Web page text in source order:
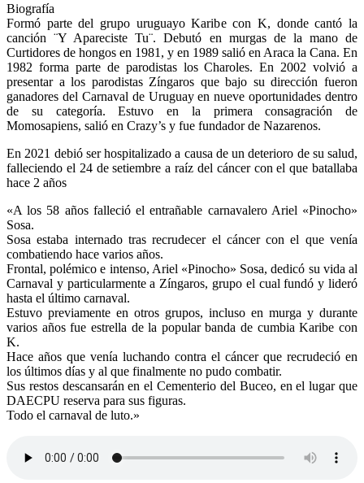
Biografía
Formó parte del grupo uruguayo Karibe con K, donde cantó la
canción ¨Y Apareciste Tu¨. Debutó en murgas de la mano de
Curtidores de hongos en 1981, y en 1989 salió en Araca la Cana. En
1982 forma parte de parodistas los Charoles. En 2002 volvió a
presentar a los parodistas Zíngaros que bajo su dirección fueron
ganadores del Carnaval de Uruguay en nueve oportunidades dentro
de su categoría. Estuvo en la primera consagración de
Momosapiens, salió en Crazy’s y fue fundador de Nazarenos.
En 2021 debió ser hospitalizado a causa de un deterioro de su salud,
falleciendo el 24 de setiembre a raíz del cáncer con el que batallaba
hace 2 años
«A los 58 años falleció el entrañable carnavalero Ariel «Pinocho»
Sosa.
Sosa estaba internado tras recrudecer el cáncer con el que venía
combatiendo hace varios años.
Frontal, polémico e intenso, Ariel «Pinocho» Sosa, dedicó su vida al
Carnaval y particularmente a Zíngaros, grupo el cual fundó y lideró
hasta el último carnaval.
Estuvo previamente en otros grupos, incluso en murga y durante
varios años fue estrella de la popular banda de cumbia Karibe con
K.
Hace años que venía luchando contra el cáncer que recrudeció en
los últimos días y al que finalmente no pudo combatir.
Sus restos descansarán en el Cementerio del Buceo, en el lugar que
DAECPU reserva para sus figuras.
Todo el carnaval de luto.»